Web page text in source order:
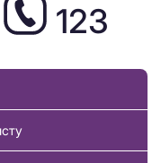
123